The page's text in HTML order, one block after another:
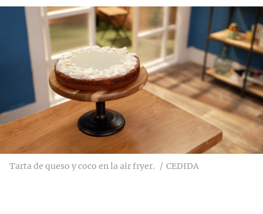
Tarta de queso y coco en la air fryer. CEDIDA